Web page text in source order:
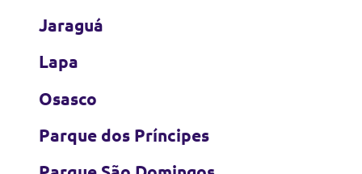
Jaraguá
Lapa
Osasco
Parque dos Príncipes